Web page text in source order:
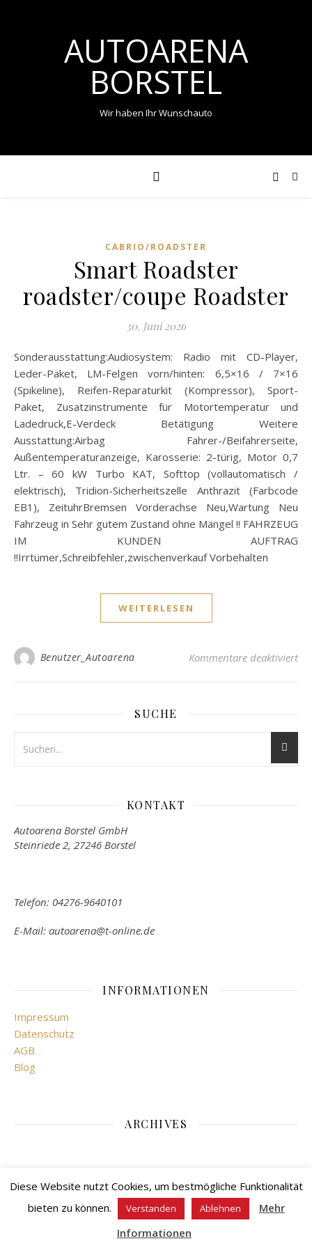
AUTOARENA
BORSTEL
Wir haben Ihr Wunschauto
CABRIO/ROADSTER
Smart Roadster
roadster/coupe Roadster
30. Juni 2026
Sonderausstattung:Audiosystem: Radio mit CD-Player,
Leder-Paket, LM-Felgen vorn/hinten: 6,5×16 / 7×16
(Spikeline), Reifen-Reparaturkit (Kompressor), Sport-
Paket, Zusatzinstrumente für Motortemperatur und
Ladedruck,E-Verdeck Betätigung Weitere
Ausstattung:Airbag Fahrer-/Beifahrerseite,
Außentemperaturanzeige, Karosserie: 2-türig, Motor 0,7
Ltr. – 60 kW Turbo KAT, Softtop (vollautomatisch /
elektrisch), Tridion-Sicherheitszelle Anthrazit (Farbcode
EB1), ZeituhrBremsen Vorderachse Neu,Wartung Neu
Fahrzeug in Sehr gutem Zustand ohne Mängel !! FAHRZEUG
IM KUNDEN AUFTRAG
!!Irrtümer,Schreibfehler,zwischenverkauf Vorbehalten
WEITERLESEN
Benutzer_Autoarena Kommentare deaktiviertfür
SUCHE
KONTAKT
Autoarena Borstel GmbH
Steinriede 2, 27246 Borstel
Telefon: 04276-9640101
E-Mail: autoarena@t-online.de
INFORMATIONEN
Impressum
Datenschutz
AGB
Blog
ARCHIVES
Ashe Theme vonWP Royal.
Diese Website nutzt Cookies, um bestmögliche Funktionalität
bieten zu können.
Verstanden Ablehnen
Mehr
Informationen